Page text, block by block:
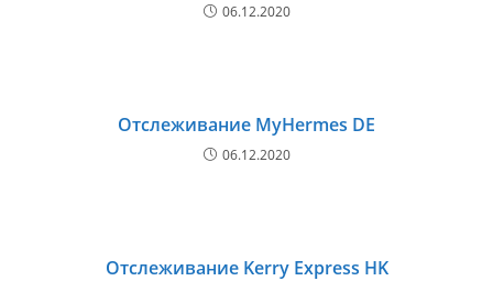
06.12.2020
Отслеживание MyHermes DE
06.12.2020
Отслеживание Kerry Express HK